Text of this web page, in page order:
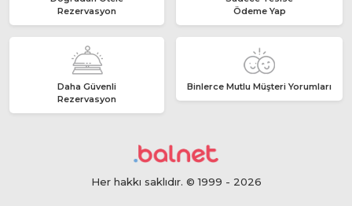
Rezervasyon
Ödeme Yap
Daha Güvenli
Rezervasyon
Binlerce Mutlu Müşteri Yorumları
Her hakkı saklıdır. © 1999 - 2026